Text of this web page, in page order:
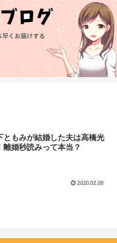
ともみが結婚した夫は高橋光
離婚秒読みって本当？
2020.02.08